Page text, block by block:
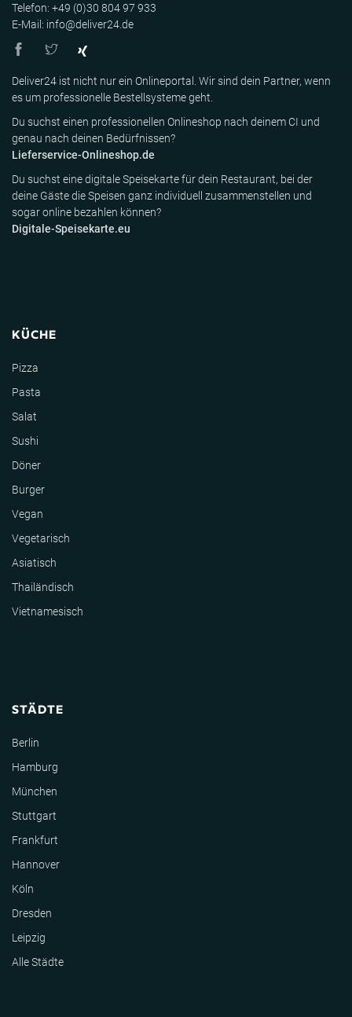
Telefon: +49 (0)30 804 97 933
E-Mail: info@deliver24.de
Deliver24 ist nicht nur ein Onlineportal. Wir sind dein Partner, wenn
es um professionelle Bestellsysteme geht.
Du suchst einen professionellen Onlineshop nach deinem CI und
genau nach deinen Bedürfnissen?
Lieferservice-Onlineshop.de
Du suchst eine digitale Speisekarte für dein Restaurant, bei der
deine Gäste die Speisen ganz individuell zusammenstellen und
sogar online bezahlen können?
Digitale-Speisekarte.eu
KÜCHE
Pizza
Pasta
Salat
Sushi
Döner
Burger
Vegan
Vegetarisch
Asiatisch
Thailändisch
Vietnamesisch
STÄDTE
Berlin
Hamburg
München
Stuttgart
Frankfurt
Hannover
Köln
Dresden
Leipzig
Alle Städte